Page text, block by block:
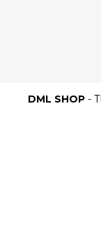
DML SHOP -